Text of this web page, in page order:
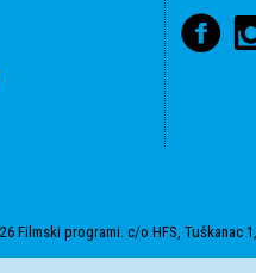
Filmski programi. c/o HFS, Tuškanac